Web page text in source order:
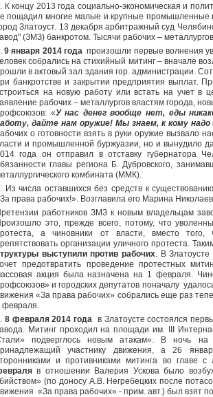
К концу 2013 года социально-экономическая и
пощадил многие малые и крупные промышленные
Златоуст. 13 декабря арбитражный суд
(ЗМЗ) банкротом. Тысячи рабочих –
9 января 2014 года произошли первые волнения
собрались на стихийный митинг – вначале
в актовый зал здания гор. администрации.
банкротстве и закрытии предприятия выплат.
на новую работу или встать на учет в
рабочих – металлургов властям города,
«У нас денег вообще нет, еды
дайте нам оружие! Мы знаем, к кому надо
о готовности взять в руки оружие вызвало
и промышленной буржуазии, но и вынудило
года он отправил в отставку губернатора
главы региона Б. Дубровского,
комбината (ММК).
Из числа оставшихся без средств к
права рабочих!». Возглавила его Марина
работников ЗМЗ к новым владельцам
это, прежде всего, потому, что
а чиновники от власти, вместо того,
организации уличного протеста.
выступили против рабочих. В
предотвратить проведение протестных
акция была назначена на 1 февраля.
и городских депутатов поначалу
«За права рабочих» собрались еще раз
февраля.
8 февраля 2014 года в Златоусте состоялся
Митинг проходил на площади им. III
подверглось новым атакам». В ночь на
участнику движения, а 26
и противниками митинга во главе
в отношении Валерия Ускова было
(по доносу А.В. Негребецких после
«За права рабочих» - прим. авт.) был взят